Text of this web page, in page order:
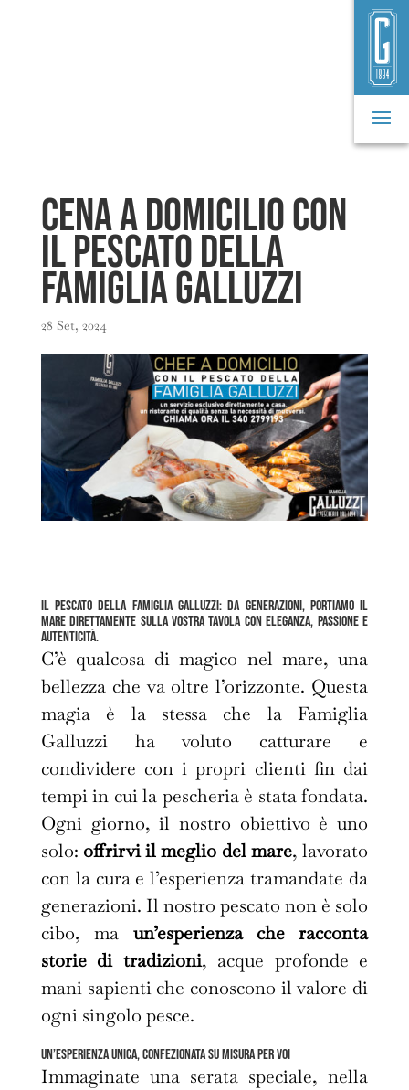
Cena a domicilio con
il pescato della
Famiglia Galluzzi
28 Set, 2024
Il pescato della Famiglia Galluzzi: da generazioni, portiamo il
mare direttamente sulla vostra tavola con eleganza, passione e
autenticità.
C’è qualcosa di magico nel mare, una
bellezza che va oltre l’orizzonte. Questa
magia è la stessa che la Famiglia
Galluzzi ha voluto catturare e
condividere con i propri clienti fin dai
tempi in cui la pescheria è stata fondata.
Ogni giorno, il nostro obiettivo è uno
solo: offrirvi il meglio del mare, lavorato
con la cura e l’esperienza tramandate da
generazioni. Il nostro pescato non è solo
cibo, ma un’esperienza che racconta
storie di tradizioni, acque profonde e
mani sapienti che conoscono il valore di
ogni singolo pesce.
Un’esperienza unica, confezionata su misura per Voi
Immaginate una serata speciale, nella